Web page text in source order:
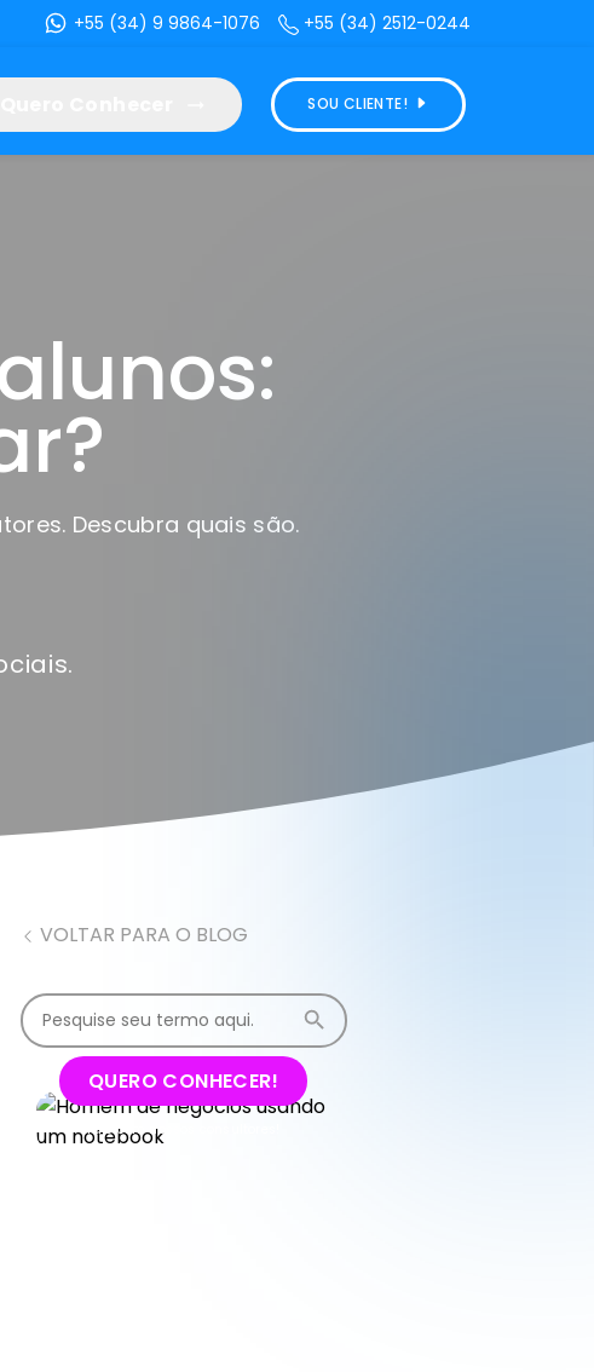
+55 (34) 9 9864-1076 +55 (34) 2512-0244
SOU CLIENTE!
Descubra quais são.
VOLTAR PARA O BLOG
QUERO CONHECER!
Fale com nossos consultores!